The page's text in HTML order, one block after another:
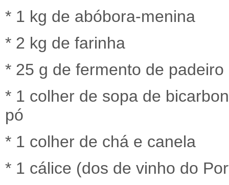
* 1 kg de abóbora-menina
* 2 kg de farinha
* 25 g de fermento de padeiro
* 1 colher de sopa de
pó
* 1 colher de chá e canela
* 1 cálice (dos de vinho do